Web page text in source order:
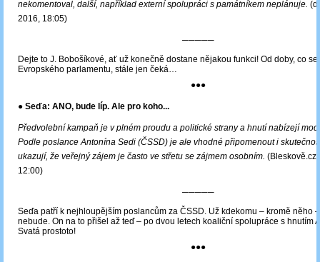
nekomentoval, další, například externí spolupráci s památníkem neplánuje.
2016, 18:05)
─────
Dejte to J. Bobošíkové, ať už konečně dostane nějakou funkci! Od doby, co
Evropského parlamentu, stále jen čeká…
●●●
● Seďa: ANO, bude líp. Ale pro koho...
Předvolební kampaň je v plném proudu a politické strany a hnutí nabízejí
Podle poslance Antonína Sedi (ČSSD) je ale vhodné připomenout i
ukazují, že veřejný zájem je často ve střetu se zájmem osobním.
12:00)
─────
Seďa patří k nejhloupějším poslancům za ČSSD. Už kdekomu – kromě něho
nebude. On na to přišel až teď ‒ po dvou letech koaliční spolupráce s hnutím
Svatá prostoto!
●●●